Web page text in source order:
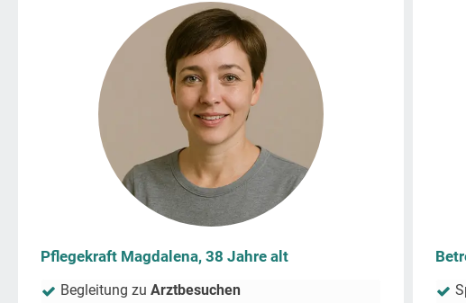
Pflegekraft Magdalena, 38 Jahre alt
Begleitung zu Arztbesuchen